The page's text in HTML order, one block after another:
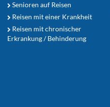
Senioren auf Reisen
Reisen mit einer Krankheit
Reisen mit chronischer
Erkrankung / Behinderung